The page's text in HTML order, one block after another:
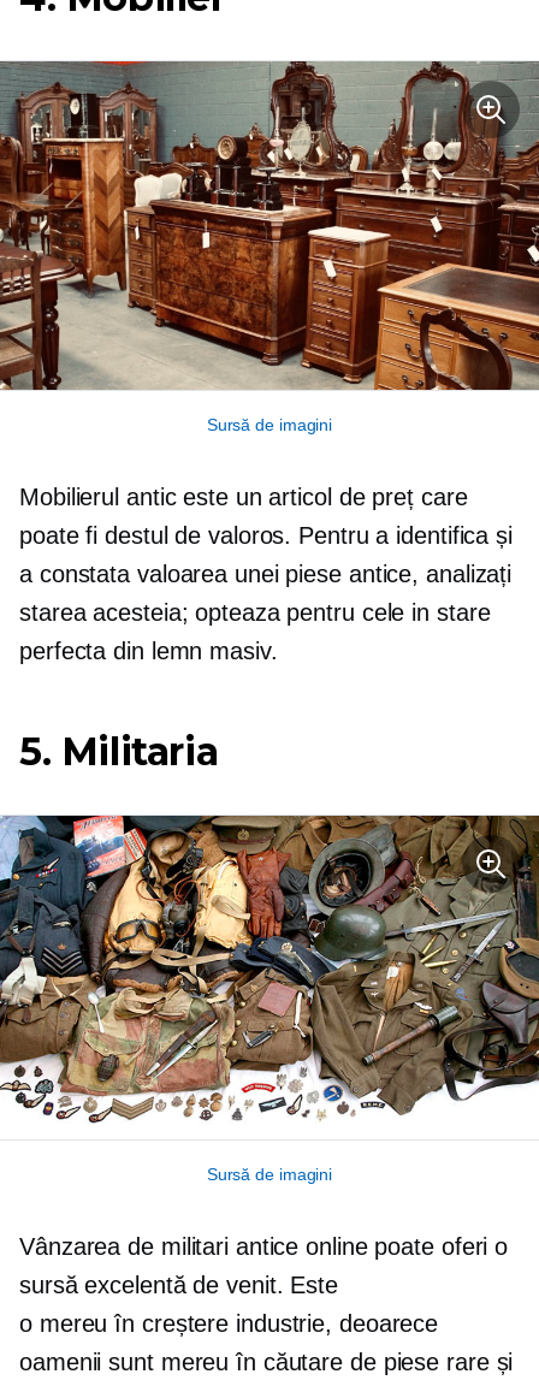
Sursă de imagini
Mobilierul antic este un articol de preț care
poate fi destul de valoros. Pentru a identifica și
a constata valoarea unei piese antice, analizați
starea acesteia; opteaza pentru cele in stare
perfecta din lemn masiv.
5. Militaria
Sursă de imagini
Vânzarea de militari antice online poate oferi o
sursă excelentă de venit. Este
o mereu în creștere industrie, deoarece
oamenii sunt mereu în căutare de piese rare și